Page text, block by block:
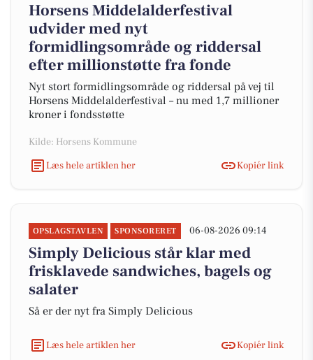
Horsens Middelalderfestival
udvider med nyt
formidlingsområde og riddersal
efter millionstøtte fra fonde
Nyt stort formidlingsområde og riddersal på vej til
Horsens Middelalderfestival – nu med 1,7 millioner
kroner i fondsstøtte
Kilde: Horsens Kommune
Læs hele artiklen her
Kopiér link
OPSLAGSTAVLEN SPONSORERET 06-08-2026 09:14
Simply Delicious står klar med
frisklavede sandwiches, bagels og
salater
Så er der nyt fra Simply Delicious
Læs hele artiklen her Kopiér link